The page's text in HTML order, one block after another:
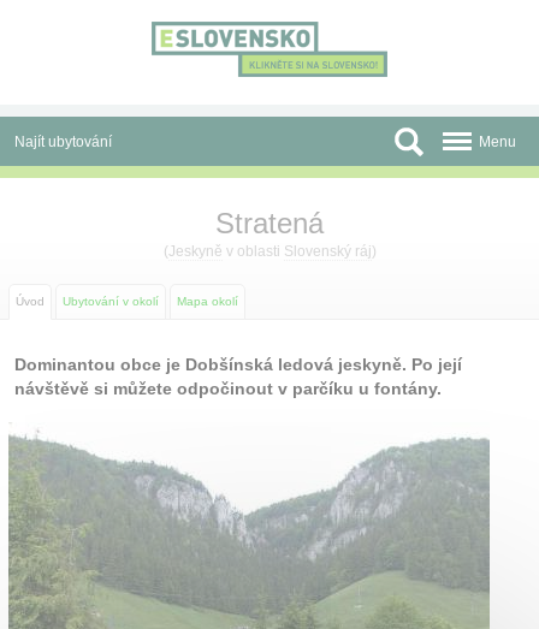
Najít ubytování
Autobusové zájezdy
Před cestou
Atrakce
O nás
Kontakt
Menu
Stratená
(Jeskyně v oblasti Slovenský ráj)
Úvod Ubytování v okolí Mapa okolí
Dominantou obce je Dobšínská ledová jeskyně. Po její
návštěvě si můžete odpočinout v parčíku u fontány.